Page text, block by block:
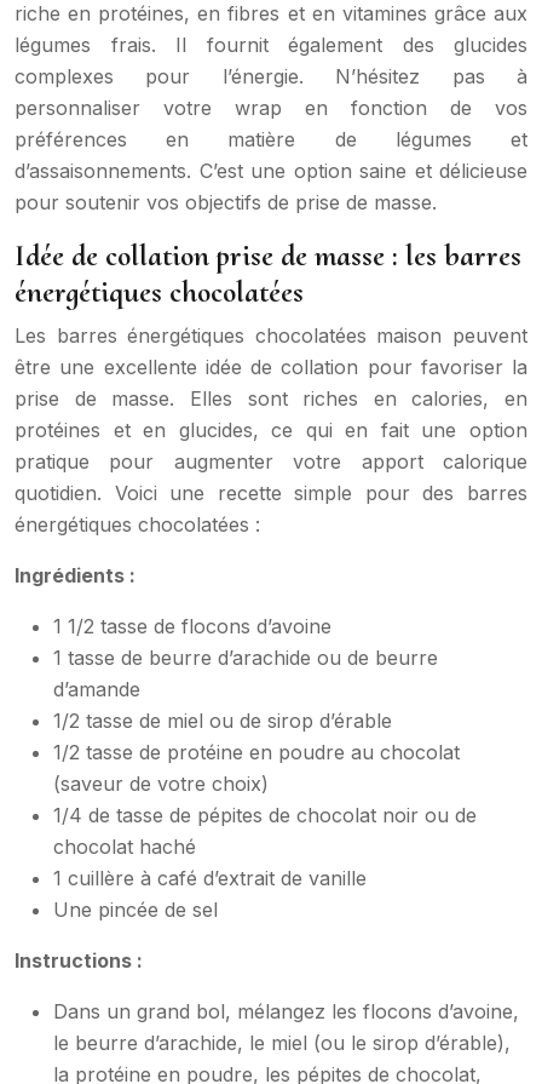
riche en protéines, en fibres et en vitamines grâce aux
légumes frais. Il fournit également des glucides
complexes pour l’énergie. N’hésitez pas à
personnaliser votre wrap en fonction de vos
préférences en matière de légumes et
d’assaisonnements. C’est une option saine et délicieuse
pour soutenir vos objectifs de prise de masse.
Idée de collation prise de masse : les barres
énergétiques chocolatées
Les barres énergétiques chocolatées maison peuvent
être une excellente idée de collation pour favoriser la
prise de masse. Elles sont riches en calories, en
protéines et en glucides, ce qui en fait une option
pratique pour augmenter votre apport calorique
quotidien. Voici une recette simple pour des barres
énergétiques chocolatées :
Ingrédients :
1 1/2 tasse de flocons d’avoine
1 tasse de beurre d’arachide ou de beurre
d’amande
1/2 tasse de miel ou de sirop d’érable
1/2 tasse de protéine en poudre au chocolat
(saveur de votre choix)
1/4 de tasse de pépites de chocolat noir ou de
chocolat haché
1 cuillère à café d’extrait de vanille
Une pincée de sel
Instructions :
Dans un grand bol, mélangez les flocons d’avoine,
le beurre d’arachide, le miel (ou le sirop d’érable),
la protéine en poudre, les pépites de chocolat,